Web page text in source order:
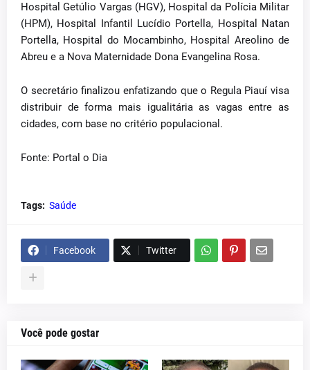
Hospital Getúlio Vargas (HGV), Hospital da Polícia Militar
(HPM), Hospital Infantil Lucídio Portella, Hospital Natan
Portella, Hospital do Mocambinho, Hospital Areolino de
Abreu e a Nova Maternidade Dona Evangelina Rosa.
O secretário finalizou enfatizando que o Regula Piauí visa
distribuir de forma mais igualitária as vagas entre as
cidades, com base no critério populacional.
Fonte: Portal o Dia
Tags: Saúde
Facebook Twitter
Você pode gostar